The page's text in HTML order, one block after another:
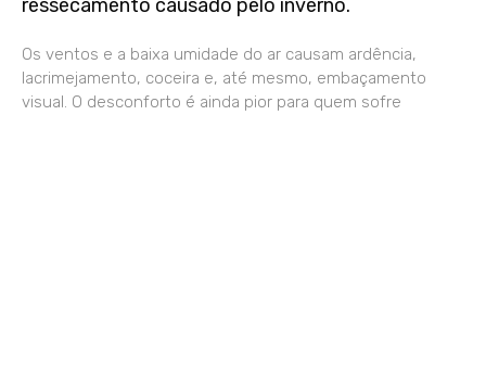
ressecamento causado pelo inverno.
Os ventos e a baixa umidade do ar causam ardência,
lacrimejamento, coceira e, até mesmo, embaçamento
visual. O desconforto é ainda pior para quem sofre